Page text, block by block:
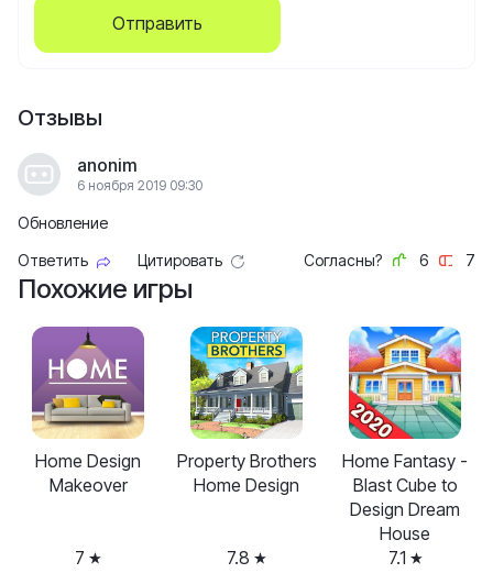
Отправить
Отзывы
anonim
6 ноября 2019 09:30
Обновление
Ответить
Цитировать Согласны? 6 7
Похожие игры
Home Design
Makeover
7
Property Brothers
Home Design
7.8
Home Fantasy -
Blast Cube to
Design Dream
House
7.1